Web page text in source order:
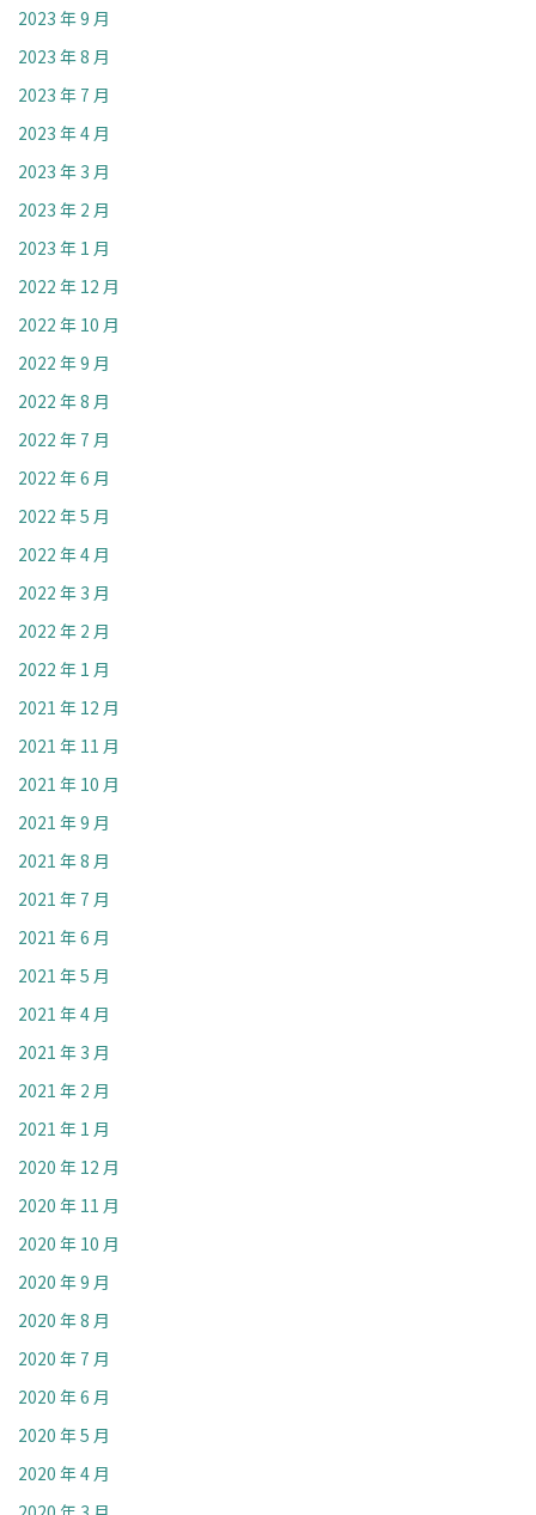
2023 年 9 月
2023 年 8 月
2023 年 7 月
2023 年 4 月
2023 年 3 月
2023 年 2 月
2023 年 1 月
2022 年 12 月
2022 年 10 月
2022 年 9 月
2022 年 8 月
2022 年 7 月
2022 年 6 月
2022 年 5 月
2022 年 4 月
2022 年 3 月
2022 年 2 月
2022 年 1 月
2021 年 12 月
2021 年 11 月
2021 年 10 月
2021 年 9 月
2021 年 8 月
2021 年 7 月
2021 年 6 月
2021 年 5 月
2021 年 4 月
2021 年 3 月
2021 年 2 月
2021 年 1 月
2020 年 12 月
2020 年 11 月
2020 年 10 月
2020 年 9 月
2020 年 8 月
2020 年 7 月
2020 年 6 月
2020 年 5 月
2020 年 4 月